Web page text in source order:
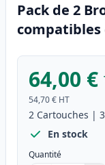
Pack de 2
compatibles
64,00 €
54,70 € HT
2 Cartouches |
En stock
Quantité